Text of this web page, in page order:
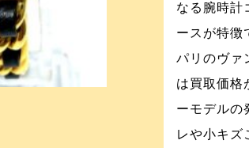
なる腕時計
ースが特徴
パリのヴァ
は買取価格
ーモデルの
レや小キズ